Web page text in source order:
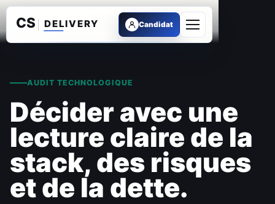
Candidat
Ouvrir le menu
AUDIT TECHNOLOGIQUE
Décider avec une
lecture claire de la
stack, des risques
et de la dette.